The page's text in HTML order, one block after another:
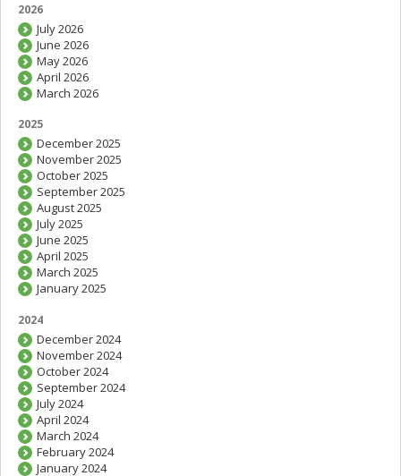
2026
July 2026
June 2026
May 2026
April 2026
March 2026
2025
December 2025
November 2025
October 2025
September 2025
August 2025
July 2025
June 2025
April 2025
March 2025
January 2025
2024
December 2024
November 2024
October 2024
September 2024
July 2024
April 2024
March 2024
February 2024
January 2024